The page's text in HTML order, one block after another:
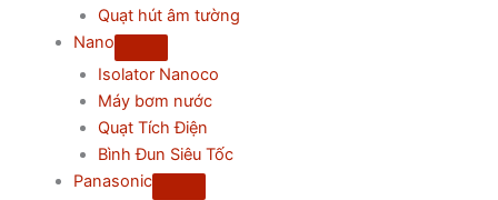
Quạt hút âm tường
Nano
Isolator Nanoco
Máy bơm nước
Quạt Tích Điện
Bình Đun Siêu Tốc
Panasonic